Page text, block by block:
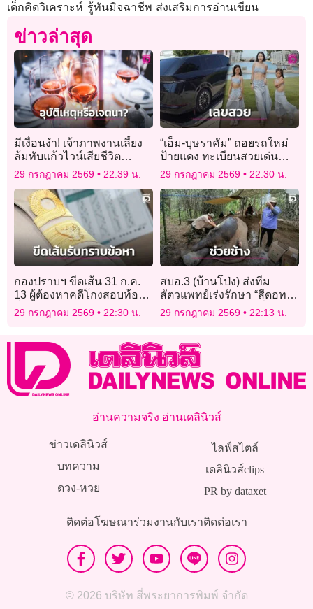
เด็กคิดวิเคราะห์ รู้ทันมิจฉาชีพ ส่งเสริมการอ่านเขียน
ข่าวล่าสุด
มีเงื่อนงำ! เจ้าภาพงานเลี้ยง
ล้มทับแก้วไวน์เสียชีวิต
ตำรวจสงสัยอาจไม่ใช่
อุบัติเหตุ
29 กรกฎาคม 2569 22:39 น.
“เอ็ม-บุษราคัม” ถอยรถใหม่
ป้ายแดง ทะเบียนสวยเด่น
ดึงดูดคอหวยให้อวยพรรัวว่า
29 กรกฎาคม 2569 22:30 น.
กองปราบฯ ขีดเส้น 31 ก.ค.
13 ผู้ต้องหาคดีโกงสอบท้อง
ถิ่นรับทราบข้อหา ‘ธีรุตม์’ ขอ
เลื่อนพบตำรวจ
29 กรกฎาคม 2569 22:30 น.
สบอ.3 (บ้านโป่ง) ส่งทีม
สัตวแพทย์เร่งรักษา “สีดอทอง
ม้วน” ช้างป่าบาดเจ็บที่
บ่อพลอย คาดสู้กันเองใน
29 กรกฎาคม 2569 22:13 น.
อ่านความจริง อ่านเดลินิวส์
ข่าวเดลินิวส์
บทความ
ดวง-หวย
ไลฟ์สไตล์
เดลินิวส์clips
PR by dataxet
ติดต่อโฆษณาร่วมงานกับเราติดต่อเรา
© 2026 บริษัท สี่พระยาการพิมพ์ จำกัด